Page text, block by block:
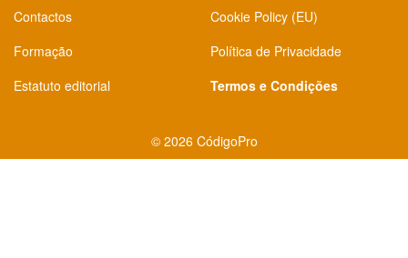
Contactos
Formação
Estatuto editorial
Cookie Policy (EU)
Política de Privacidade
Termos e Condições
© 2026 CódigoPro